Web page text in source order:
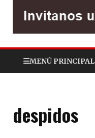
MENÚ PRINCIPAL
despidos